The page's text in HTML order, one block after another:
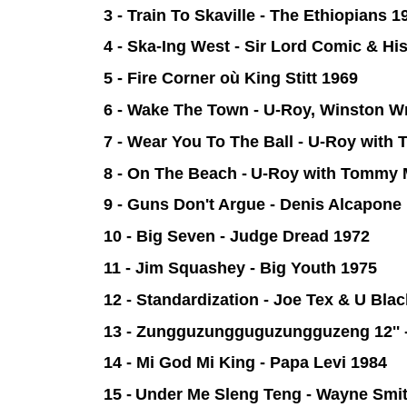
3 - Train To Skaville - The Ethiopians
4 - Ska-Ing West - Sir Lord Comic &
5 - Fire Corner où King Stitt 1969
6 - Wake The Town - U-Roy, Winston
7 - Wear You To The Ball - U-Roy with
8 - On The Beach - U-Roy with Tommy
9 - Guns Don't Argue - Denis Alcapone
10 - Big Seven - Judge Dread 1972
11 - Jim Squashey - Big Youth 1975
12 - Standardization - Joe Tex & U
13 - Zungguzungguguzungguzeng 12''
14 - Mi God Mi King - Papa Levi 1984
15 - Under Me Sleng Teng - Wayne